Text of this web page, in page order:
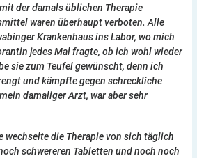
der damals üblichen Therapie
waren überhaupt verboten. Alle
Krankenhaus ins Labor, wo mich
jedes Mal fragte, ob ich wohl wieder
sie zum Teufel gewünscht, denn ich
und kämpfte gegen schreckliche
damaliger Arzt, war aber sehr
wechselte die Therapie von sich täglich
schwereren Tabletten und noch noch